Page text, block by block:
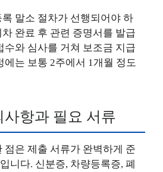
말소 절차가 선행되어야 하
완료 후 관련 증명서를 발급
수와 심사를 거쳐 보조금 지급
에는 보통 2주에서 1개월 정도
사항과 필요 서류
점은 제출 서류가 완벽하게 준
니다. 신분증, 차량등록증, 폐